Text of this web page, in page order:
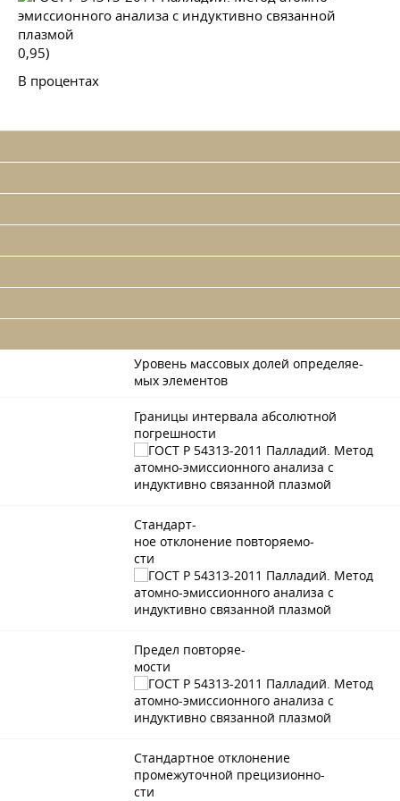
0,95)
В процентах
Уровень массовых долей определяе-
мых элементов
Границы интервала абсолютной
погрешности
Стандарт-
ное отклонение повторяемо-
сти
Предел повторяе-
мости
Стандартное отклонение
промежуточной прецизионно-
сти